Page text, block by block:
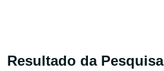
Resultado da Pesquisa